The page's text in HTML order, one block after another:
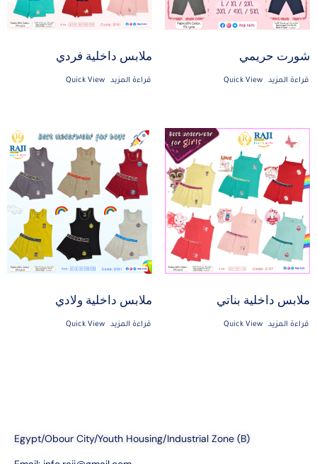
شورت حريمي
قراءة المزيد Quick View
ملابس داخلية فردي
قراءة المزيد Quick View
ملابس داخلية بناتي
قراءة المزيد Quick View
ملابس داخلية ولادي
قراءة المزيد Quick View
Egypt/Obour City/Youth Housing/Industrial Zone (B)